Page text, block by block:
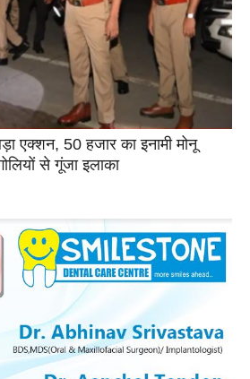
एक्शन, 50 हजार का इनामी मोनू
से गूंजा इलाका